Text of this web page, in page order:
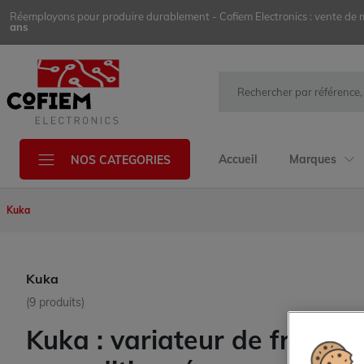
Réemployons pour produire durablement - Cofiem Electronics : vente
ans
NOS CATEGORIES Accueil Marques
Kuka
Kuka
(9 produits)
Kuka : variateur de